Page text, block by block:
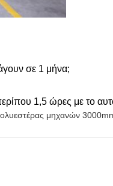
σε 1 μήνα;
1,5 ώρες με το
μηχανών